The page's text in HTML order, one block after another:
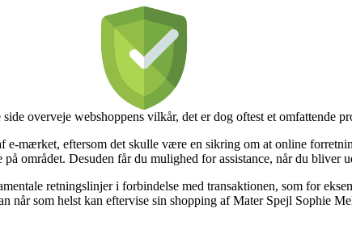
overveje webshoppens vilkår, det er dog oftest et omfattende
mærket, eftersom det skulle være en sikring om at online
området. Desuden får du mulighed for assistance, når du bliver
retningslinjer i forbindelse med transaktionen, som for
når som helst kan eftervise sin shopping af Mater Spejl Sophie